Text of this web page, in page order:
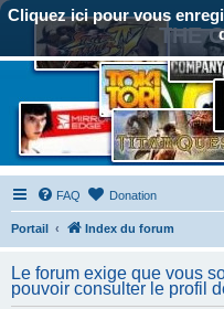
Cliquez ici pour vous
THE
FAQ Donation
Portail Index du forum
Le forum exige que vous
pouvoir consulter le profil